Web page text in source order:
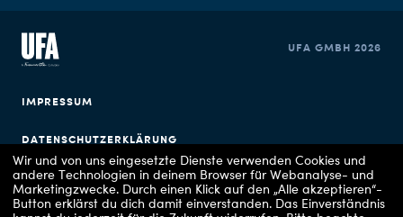
IMPRESSUM
DATENSCHUTZERKLÄRUNG
COOKIE EINSTELLUNGEN
UFA GMBH 2026
Wir und von uns eingesetzte Dienste verwenden Cookies und
andere Technologien in deinem Browser für Webanalyse- und
Marketingzwecke. Durch einen Klick auf den „Alle akzeptieren“-
Button erklärst du dich damit einverstanden. Das Einverständnis